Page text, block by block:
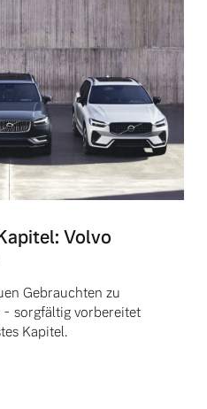
Volvo
Gebrauchten zu
sorgfältig vorbereitet
Kapitel.